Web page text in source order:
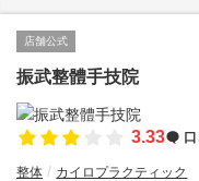
店舗公式
振武整體手技院
3.33 口
整体 カイロプラクティック